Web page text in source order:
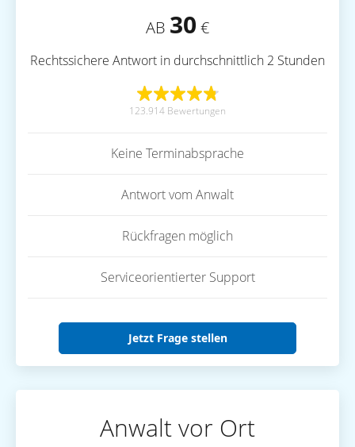
AB 30 €
Rechtssichere Antwort in durchschnittlich 2 Stunden
123.914 Bewertungen
Keine Terminabsprache
Antwort vom Anwalt
Rückfragen möglich
Serviceorientierter Support
Jetzt Frage stellen
Anwalt vor Ort